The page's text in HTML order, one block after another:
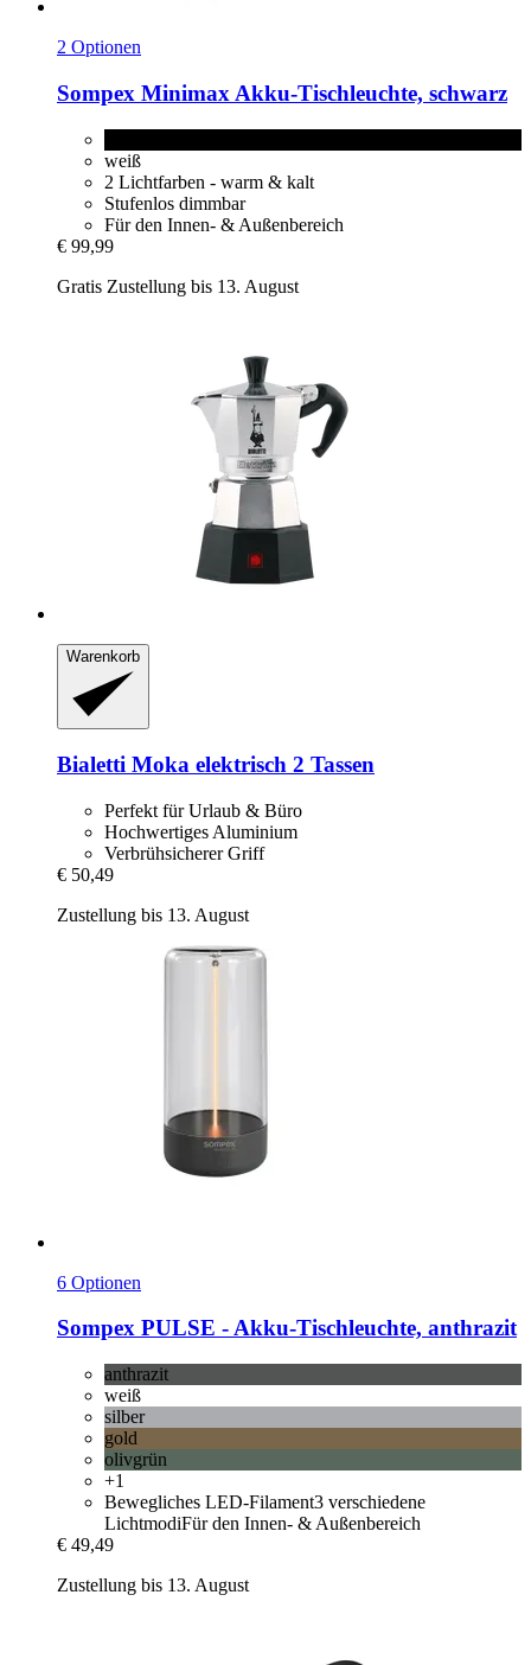
2 Optionen
Sompex Minimax Akku-​Tischleuchte, schwarz
weiß
2 Lichtfarben - warm & kalt
Stufenlos dimmbar
Für den Innen- & Außenbereich
€ 99,99
Gratis Zustellung bis 13. August
Warenkorb
Bialetti Moka elektrisch 2 Tassen
Perfekt für Urlaub & Büro
Hochwertiges Aluminium
Verbrühsicherer Griff
€ 50,49
Zustellung bis 13. August
6 Optionen
Sompex PULSE -​ Akku-​Tischleuchte, anthrazit
anthrazit
weiß
silber
gold
olivgrün
+1
Bewegliches LED-Filament3 verschiedene
LichtmodiFür den Innen- & Außenbereich
€ 49,49
Zustellung bis 13. August